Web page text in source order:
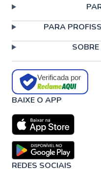
PARA
Verificada por
BAIXE O APP
REDES SOCIAIS